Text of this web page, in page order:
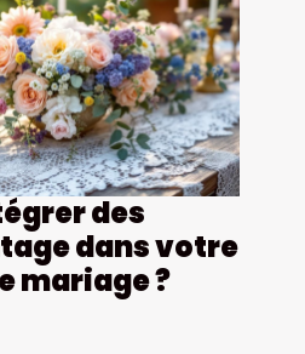
des
dans votre
mariage ?